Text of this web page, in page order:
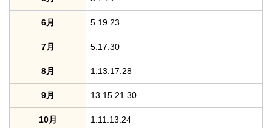
6月 5.19.23
7月 5.17.30
8月 1.13.17.28
9月 13.15.21.30
10月 1.11.13.24